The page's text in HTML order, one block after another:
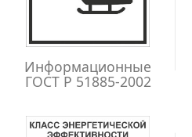
Информационные
ГОСТ Р 51885-2002